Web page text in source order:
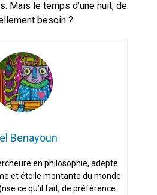
Mais le temps d’une nuit, de
besoin ?
Benayoun
en philosophie, adepte
et étoile montante du monde
ce qu’il fait, de préférence